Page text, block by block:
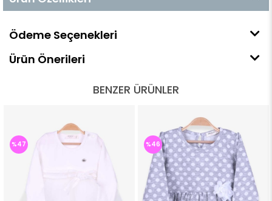
Ödeme Seçenekleri
Ürün Önerileri
BENZER ÜRÜNLER
%46 %46